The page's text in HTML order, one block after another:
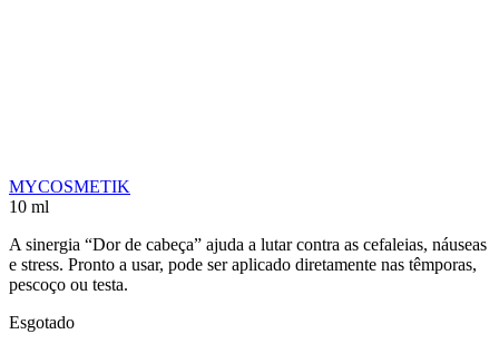
MYCOSMETIK
10 ml
A sinergia “Dor de cabeça” ajuda a lutar contra as cefaleias, náuseas
e stress. Pronto a usar, pode ser aplicado diretamente nas têmporas,
pescoço ou testa.
Esgotado